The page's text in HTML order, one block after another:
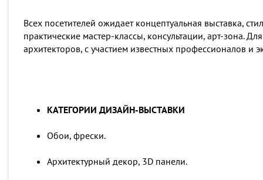
Всех посетителей ожидает концептуальная выставка,
практические мастер-классы, консультации, арт-зона.
архитекторов, с участием известных профессионалов и
КАТЕГОРИИ ДИЗАЙН-ВЫСТАВКИ
Обои, фрески.
Архитектурный декор, 3D панели.